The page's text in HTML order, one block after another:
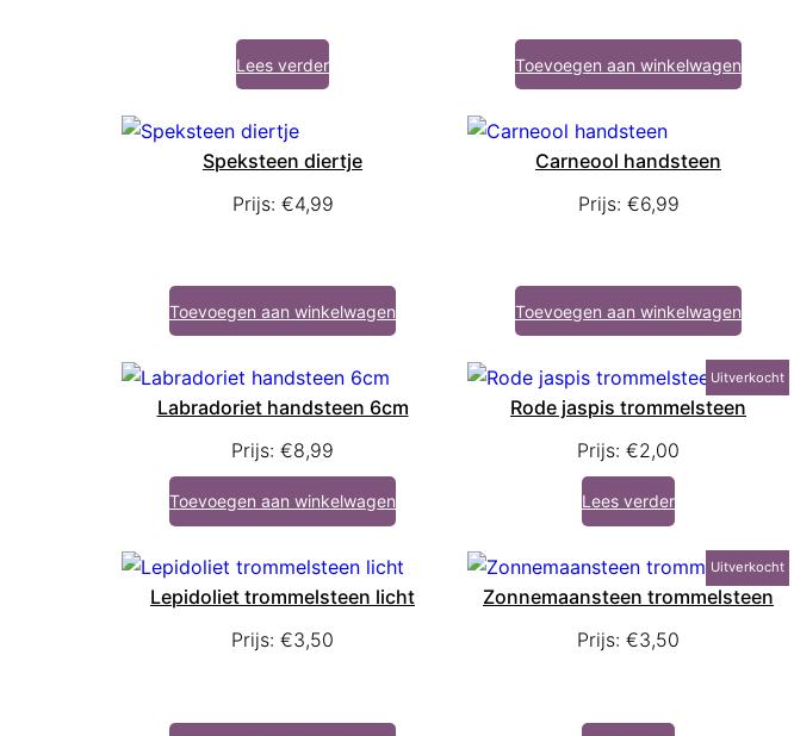
Lees verder Toevoegen aan winkelwagen
Speksteen diertje
Prijs: €4,99
Toevoegen aan winkelwagen
Carneool handsteen
Prijs: €6,99
Toevoegen aan winkelwagen
Labradoriet handsteen 6cm
Prijs: €8,99
Toevoegen aan winkelwagen
Uitverkocht
Rode jaspis trommelsteen
Prijs: €2,00
Lees verder
Lepidoliet trommelsteen licht
Prijs: €3,50
Uitverkocht
Zonnemaansteen trommelsteen
Prijs: €3,50